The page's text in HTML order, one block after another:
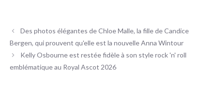
Des photos élégantes de Chloe Malle, la fille de Candice
Bergen, qui prouvent qu'elle est la nouvelle Anna Wintour
Kelly Osbourne est restée fidèle à son style rock 'n' roll
emblématique au Royal Ascot 2026